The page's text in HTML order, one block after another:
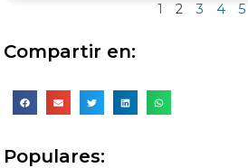
1 2 3 4 5
Compartir en:
Populares: